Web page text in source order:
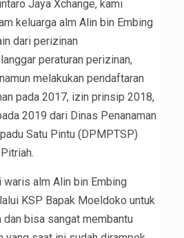
Jaya Xchange, kami
keluarga alm Alin bin Embing
dari perizinan
peraturan perizinan,
melakukan pendaftaran
pada 2017, izin prinsip 2018,
2019 dari Dinas Penanaman
Satu Pintu (DPMPTSP)
waris alm Alin bin Embing
KSP Bapak Moeldoko untuk
bisa sangat membantu